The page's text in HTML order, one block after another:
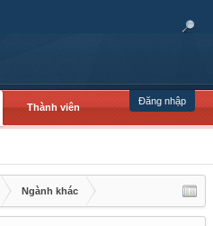
Đăng nhập
Thành viên
Ngành khác